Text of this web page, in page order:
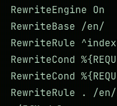
RewriteEngine On
RewriteBase /en/
RewriteRule
RewriteCond
RewriteCond
RewriteRule . /